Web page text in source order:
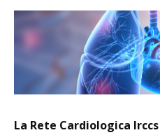
La Rete Cardiologica